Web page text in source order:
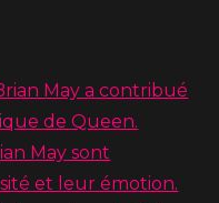
May a contribué
de Queen.
May sont
et leur émotion.